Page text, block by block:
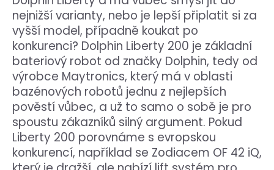
nejnižší varianty, nebo je lepší připlatit si za
vyšší model, případně koukat po
konkurenci? Dolphin Liberty 200 je základní
bateriový robot od značky Dolphin, tedy od
výrobce Maytronics, který má v oblasti
bazénových robotů jednu z nejlepších
pověstí vůbec, a už to samo o sobě je pro
spoustu zákazníků silný argument. Pokud
Liberty 200 porovnáme s evropskou
konkurencí, například se Zodiacem OF 42 iQ,
D
o
p
o
r
u
č
u
j
e
m